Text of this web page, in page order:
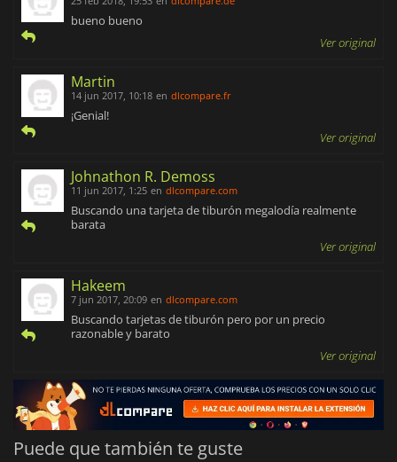
bueno bueno
Ver original
Martin
14 jun 2017, 10:18 en dlcompare.fr
¡Genial!
Ver original
Johnathon R. Demoss
11 jun 2017, 1:25 en dlcompare.com
Buscando una tarjeta de tiburón megalodía realmente
barata
Ver original
Hakeem
7 jun 2017, 20:09 en dlcompare.com
Buscando tarjetas de tiburón pero por un precio
razonable y barato
Ver original
Puede que también te guste